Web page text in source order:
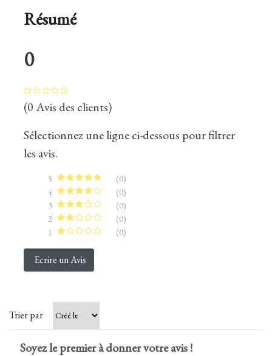
Résumé
0
(0 Avis des clients)
Sélectionnez une ligne ci-dessous pour filtrer
les avis.
5
(0)
4
(0)
3
(0)
2
(0)
1
(0)
Ecrire un Avis
Trier par
Soyez le premier à donner votre avis !